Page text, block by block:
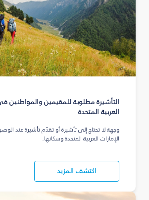
التأشيرة مطلوبة للمقيمين والمواطنين
العربية المتحدة
وجهة لا تحتاج إلى تأشيرة أو تقدّم تأشيرة عند
الإمارات العربية المتحدة وسكانها.
اكتشف المزيد